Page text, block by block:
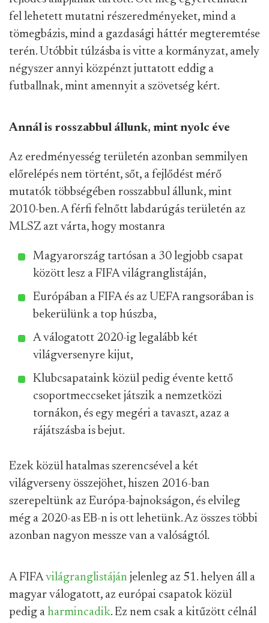
fel lehetett mutatni részeredményeket, mind a
tömegbázis, mind a gazdasági háttér megteremtése
terén. Utóbbit túlzásba is vitte a kormányzat, amely
négyszer annyi közpénzt juttatott eddig a
futballnak, mint amennyit a szövetség kért.
Annál is rosszabbul állunk, mint nyolc éve
Az eredményesség területén azonban semmilyen
előrelépés nem történt, sőt, a fejlődést mérő
mutatók többségében rosszabbul állunk, mint
2010-ben. A férfi felnőtt labdarúgás területén az
MLSZ azt várta, hogy mostanra
Magyarország tartósan a 30 legjobb csapat
között lesz a FIFA világranglistáján,
Európában a FIFA és az UEFA rangsorában is
bekerülünk a top húszba,
A válogatott 2020-ig legalább két
világversenyre kijut,
Klubcsapataink közül pedig évente kettő
csoportmeccseket játszik a nemzetközi
tornákon, és egy megéri a tavaszt, azaz a
rájátszásba is bejut.
Ezek közül hatalmas szerencsével a két
világverseny összejöhet, hiszen 2016-ban
szerepeltünk az Európa-bajnokságon, és elvileg
még a 2020-as EB-n is ott lehetünk. Az összes többi
azonban nagyon messze van a valóságtól.
A FIFAvilágranglistáján jelenleg az 51. helyen áll a
magyar válogatott, az európai csapatok közül
pedig a harmincadik. Ez nem csak a kitűzött célnál